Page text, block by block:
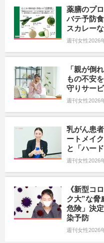
薬膳のプ
バテ予防
スカレー
週刊女性2026
「親が倒
もの不安
守りサー
週刊女性2026
乳がん患
ートメイ
と「ハー
週刊女性2026
《新型コ
ク大”な脅
危険」決
染予防
週刊女性2026